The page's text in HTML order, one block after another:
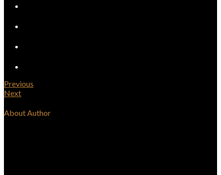
Previous
Next
About Author